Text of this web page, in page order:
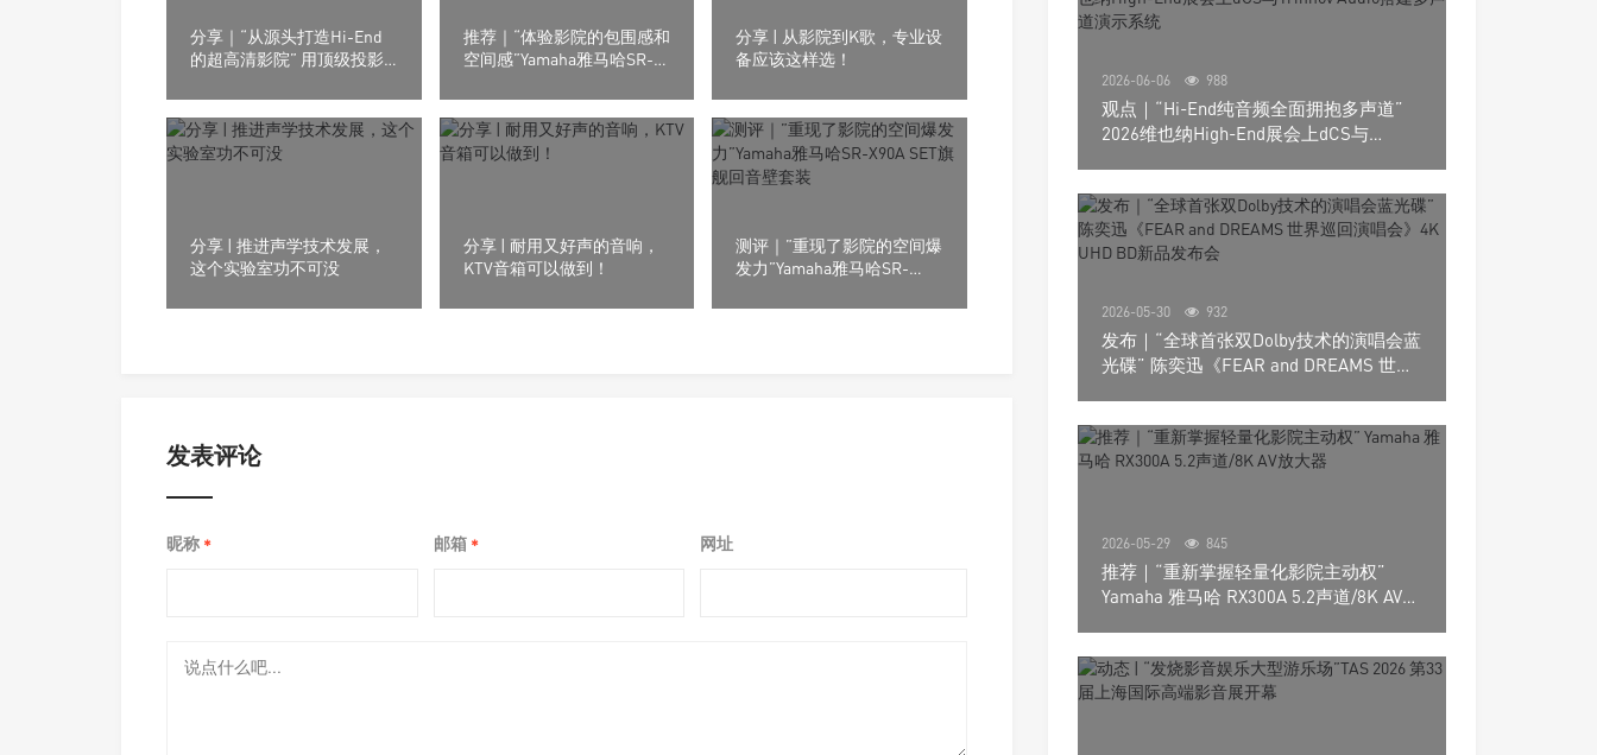
分享｜“从源头打造Hi-End
的超高清影院” 用顶级投影
推荐｜“体验影院的包围感和
空间感”Yamaha雅马哈SR-
分享 | 从影院到K歌，专业设
备应该这样选！
分享 | 推进声学技术发展，
这个实验室功不可没
分享 | 耐用又好声的音响，
KTV音箱可以做到！
测评｜”重现了影院的空间爆
发力”Yamaha雅马哈SR-
发表评论
昵称 * 邮箱 * 网址
2026-06-06 988
观点｜“Hi-End纯音频全面拥抱多声道”
2026维也纳High-End展会上dCS与
2026-05-30 932
发布｜“全球首张双Dolby技术的演唱会蓝
光碟” 陈奕迅《FEAR and DREAMS 世界
2026-05-29 845
推荐｜“重新掌握轻量化影院主动权”
Yamaha 雅马哈 RX300A 5.2声道/8K AV放